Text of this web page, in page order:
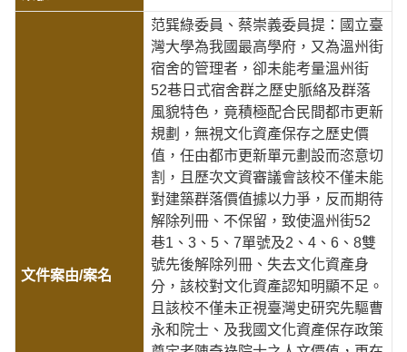
范巽綠委員、蔡崇義委員提：國立臺
灣大學為我國最高學府，又為溫州街
宿舍的管理者，卻未能考量溫州街
52巷日式宿舍群之歷史脈絡及群落
風貌特色，竟積極配合民間都市更新
規劃，無視文化資產保存之歷史價
值，任由都市更新單元劃設而恣意切
割，且歷次文資審議會該校不僅未能
對建築群落價值據以力爭，反而期待
解除列冊、不保留，致使溫州街52
巷1、3、5、7單號及2、4、6、8雙
號先後解除列冊、失去文化資產身
分，該校對文化資產認知明顯不足。
且該校不僅未正視臺灣史研究先驅曹
永和院士、及我國文化資產保存政策